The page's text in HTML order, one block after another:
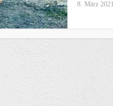
8. März 2021